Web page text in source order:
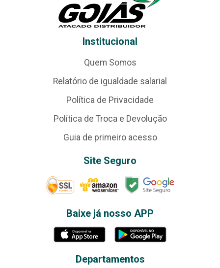
Institucional
Quem Somos
Relatório de igualdade salarial
Política de Privacidade
Política de Troca e Devolução
Guia de primeiro acesso
Site Seguro
Baixe já nosso APP
Departamentos